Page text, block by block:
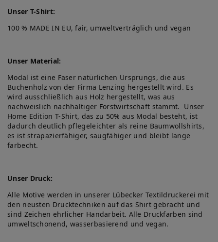
Unser T-Shirt:
100 % MADE IN EU, fair, umweltverträglich und vegan
Unser Material:
Modal ist eine Faser natürlichen Ursprungs, die aus
Buchenholz von der Firma Lenzing hergestellt wird. Es
wird ausschließlich aus Holz hergestellt, was aus
nachweislich nachhaltiger Forstwirtschaft stammt. Unser
Home Edition T-Shirt, das zu 50% aus Modal besteht, ist
dadurch deutlich pflegeleichter als reine Baumwollshirts,
es ist strapazierfähiger, saugfähiger und bleibt lange
farbecht.
Unser Druck:
Alle Motive werden in unserer Lübecker Textildruckerei mit
den neusten Drucktechniken auf das Shirt gebracht und
sind Zeichen ehrlicher Handarbeit. Alle Druckfarben sind
umweltschonend, wasserbasierend und vegan.